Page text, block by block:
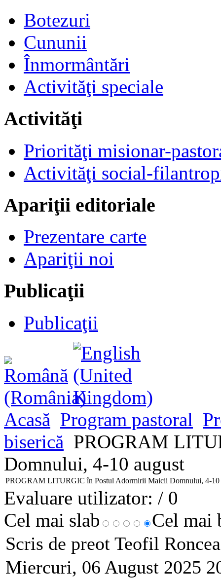
Botezuri
Cununii
Înmormântări
Activităţi speciale
Activităţi
Priorităţi misionar-
Activităţi social-
Apariţii editoriale
Prezentare carte
Apariţii noi
Publicaţii
Publicaţii
Acasă Program pastoral
biserică PROGRAM
Domnului, 4-10 august
PROGRAM LITURGIC în Postul Adormirii Maicii Domnului, 4-10
Evaluare utilizator: / 0
Cel mai slab
Cel mai
Scris de preot Teofil
Miercuri, 06 August 2025